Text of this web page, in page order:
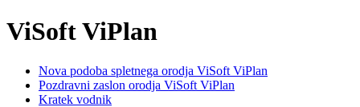
ViSoft ViPlan
Nova podoba spletnega orodja ViSoft ViPlan
Pozdravni zaslon orodja ViSoft ViPlan
Kratek vodnik